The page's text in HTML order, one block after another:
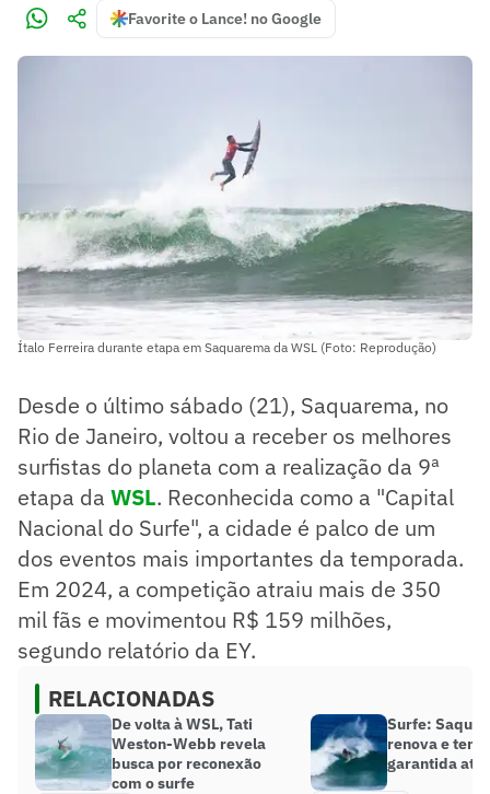
Favorite o Lance! no Google
Ítalo Ferreira durante etapa em Saquarema da WSL (Foto: Reprodução)
Desde o último sábado (21), Saquarema, no
Rio de Janeiro, voltou a receber os melhores
surfistas do planeta com a realização da 9ª
etapa da WSL. Reconhecida como a "Capital
Nacional do Surfe", a cidade é palco de um
dos eventos mais importantes da temporada.
Em 2024, a competição atraiu mais de 350
mil fãs e movimentou R$ 159 milhões,
segundo relatório da EY.
RELACIONADAS
De volta à WSL, Tati
Weston-Webb revela
busca por reconexão
com o surfe
Surfe:
renova e tem
garantida até